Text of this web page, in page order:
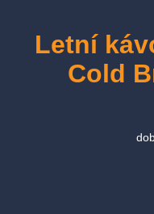
Letní
Cold